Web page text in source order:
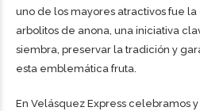
uno de los mayores atractivos fue
arbolitos de anona, una iniciativa
siembra, preservar la tradición y
esta emblemática fruta.
En Velásquez Express celebramos